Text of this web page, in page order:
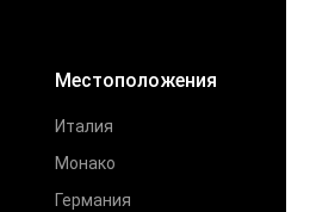
Местоположения
Италия
Монако
Германия